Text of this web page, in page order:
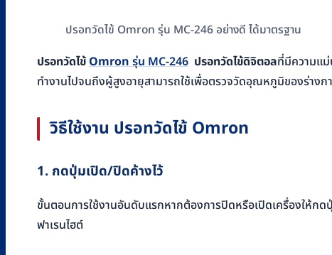
ปรอทวัดไข้ Omron รุ่น MC-246 อย่างดี ได้มาตรฐาน
ปรอทวัดไข้Omronรุ่น MC-246 ปรอทวัดไข้ดิจิตอลที่มีความแ
ทำงานไปจนถึงผู้สูงอายุสามารถใช้เพื่อตรวจวัดอุณหภูมิของร่าง
วิธีใช้งาน ปรอทวัดไข้ Omron
1. กดปุ่มเปิด/ปิดค้างไว้
ขั้นตอนการใช้งานอันดับแรกหากต้องการปิดหรือเปิดเครื่องให้กด
ฟาเรนไฮต์